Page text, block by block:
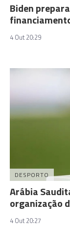
Biden
4 Out 20:29
DESPORTO
Arábia
organização
4 Out 20:27